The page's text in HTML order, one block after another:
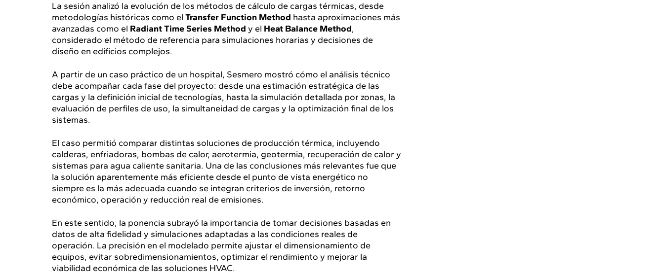
La sesión analizó la evolución de los métodos de cálculo de cargas térmicas, desde
metodologías históricas como el Transfer Function Method hasta aproximaciones más
avanzadas como el Radiant Time Series Method y el Heat Balance Method,
considerado el método de referencia para simulaciones horarias y decisiones de
diseño en edificios complejos.
A partir de un caso práctico de un hospital, Sesmero mostró cómo el análisis técnico
debe acompañar cada fase del proyecto: desde una estimación estratégica de las
cargas y la definición inicial de tecnologías, hasta la simulación detallada por zonas, la
evaluación de perfiles de uso, la simultaneidad de cargas y la optimización final de los
sistemas.
El caso permitió comparar distintas soluciones de producción térmica, incluyendo
calderas, enfriadoras, bombas de calor, aerotermia, geotermia, recuperación de calor y
sistemas para agua caliente sanitaria. Una de las conclusiones más relevantes fue que
la solución aparentemente más eficiente desde el punto de vista energético no
siempre es la más adecuada cuando se integran criterios de inversión, retorno
económico, operación y reducción real de emisiones.
En este sentido, la ponencia subrayó la importancia de tomar decisiones basadas en
datos de alta fidelidad y simulaciones adaptadas a las condiciones reales de
operación. La precisión en el modelado permite ajustar el dimensionamiento de
equipos, evitar sobredimensionamientos, optimizar el rendimiento y mejorar la
viabilidad económica de las soluciones HVAC.